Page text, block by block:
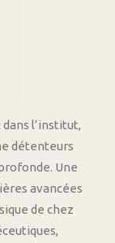
l’institut,
détenteurs
Une
avancées
de chez